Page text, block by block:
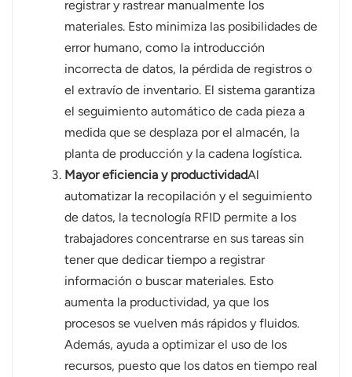
registrar y rastrear manualmente los
materiales. Esto minimiza las posibilidades de
error humano, como la introducción
incorrecta de datos, la pérdida de registros o
el extravío de inventario. El sistema garantiza
el seguimiento automático de cada pieza a
medida que se desplaza por el almacén, la
planta de producción y la cadena logística.
Mayor eficiencia y productividadAl
automatizar la recopilación y el seguimiento
de datos, la tecnología RFID permite a los
trabajadores concentrarse en sus tareas sin
tener que dedicar tiempo a registrar
información o buscar materiales. Esto
aumenta la productividad, ya que los
procesos se vuelven más rápidos y fluidos.
Además, ayuda a optimizar el uso de los
recursos, puesto que los datos en tiempo real